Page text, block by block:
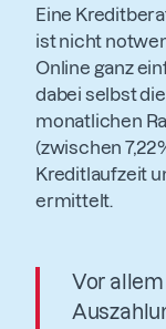
Eine
ist nicht
Online ganz
dabei selbst
monatlichen
(zwischen
Kreditlaufzeit
ermittelt.
Vor